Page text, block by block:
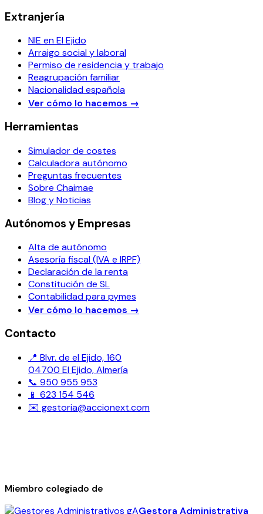
Extranjería
NIE en El Ejido
Arraigo social y laboral
Permiso de residencia y trabajo
Reagrupación familiar
Nacionalidad española
Ver cómo lo hacemos →
Herramientas
Simulador de costes
Calculadora autónomo
Preguntas frecuentes
Sobre Chaimae
Blog y Noticias
Autónomos y Empresas
Alta de autónomo
Asesoría fiscal (IVA e IRPF)
Declaración de la renta
Constitución de SL
Contabilidad para pymes
Ver cómo lo hacemos →
Contacto
📍 Blvr. de el Ejido, 160
04700 El Ejido, Almería
📞 950 955 953
📱 623 154 546
✉️ gestoria@accionext.com
Miembro colegiado de
Gestora Administrativa